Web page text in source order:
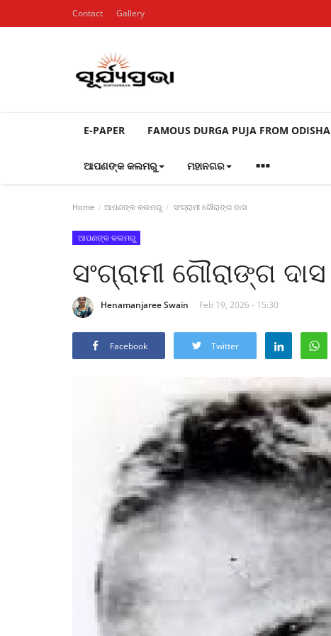
Contact Gallery
E-PAPER FAMOUS DURGA PUJA FROM ODISHA
ଆପଣଙ୍କ କଲମରୁ ମହାନଗର
Home ଆପଣଙ୍କ କଲମରୁ ସଂଗ୍ରାମୀ ଗୌରାଙ୍ଗ ଦାସ
ଆପଣଙ୍କ କଲମରୁ
ସଂଗ୍ରାମୀ ଗୌରାଙ୍ଗ ଦାସ
Henamanjaree Swain Feb 19, 2026 - 15:30
Facebook Twitter